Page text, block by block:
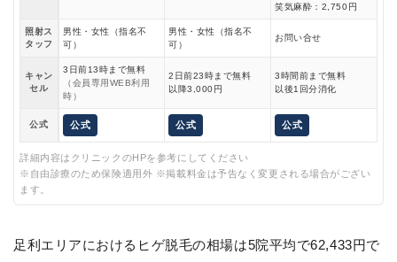
笑気麻酔：2,750円
照射ス
タッフ
男性・女性（指名不
可）
男性・女性（指名不
可）
お問い合せ
キャン
セル
3日前13時まで無料
（会員専用WEB利用
時）
2日前23時まで無料
以降3,000円
3時間前まで無料
以後1回分消化
公式 公式 公式 公式
詳細内容はクリニックのHPを参考にしてください
※自由診療のため保険適用外 ※掲載料金は予告なく変更される場合がござい
ます。
足利エリアにおけるヒゲ脱毛の相場は5院平均で62,433円で